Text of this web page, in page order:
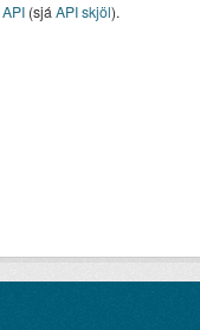
API(sjá API skjöl).